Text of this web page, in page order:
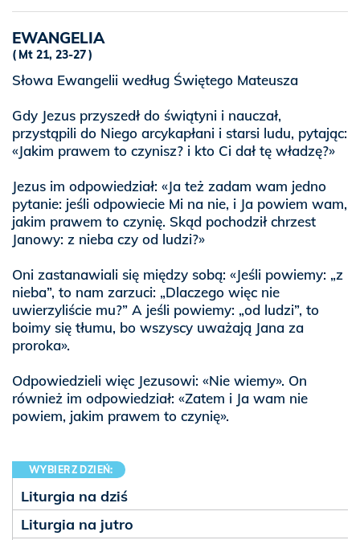
EWANGELIA
Mt 21, 23-27
Słowa Ewangelii według Świętego Mateusza
Gdy Jezus przyszedł do świątyni i nauczał,
przystąpili do Niego arcykapłani i starsi ludu, pytając:
«Jakim prawem to czynisz? i kto Ci dał tę władzę?»
Jezus im odpowiedział: «Ja też zadam wam jedno
pytanie: jeśli odpowiecie Mi na nie, i Ja powiem wam,
jakim prawem to czynię. Skąd pochodził chrzest
Janowy: z nieba czy od ludzi?»
Oni zastanawiali się między sobą: «Jeśli powiemy: „z
nieba”, to nam zarzuci: „Dlaczego więc nie
uwierzyliście mu?” A jeśli powiemy: „od ludzi”, to
boimy się tłumu, bo wszyscy uważają Jana za
proroka».
Odpowiedzieli więc Jezusowi: «Nie wiemy». On
również im odpowiedział: «Zatem i Ja wam nie
powiem, jakim prawem to czynię».
WYBIERZ DZIEŃ:
Liturgia na dziś
Liturgia na jutro